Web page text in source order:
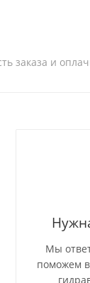
заказа и
Мы
поможем